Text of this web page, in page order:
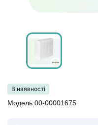
В наявності
Модель:00-00001675